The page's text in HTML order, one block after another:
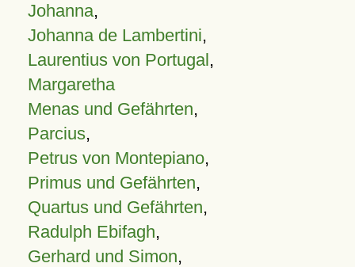
Johanna,
Johanna de Lambertini,
Laurentius von Portugal,
Margaretha
Menas und Gefährten,
Parcius,
Petrus von Montepiano,
Primus und Gefährten,
Quartus und Gefährten,
Radulph Ebifagh,
Gerhard und Simon,